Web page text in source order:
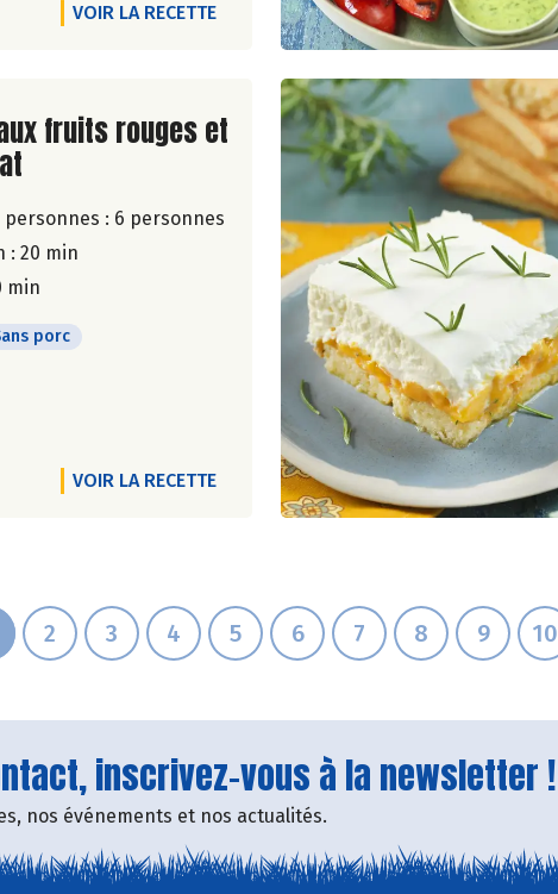
VOIR LA RECETTE
de la recette
fruits rouges et
: 6 personnes
: 20 min
min
porc
VOIR LA RECETTE
2 3 4 5 6 7 8 9 10
inscrivez-vous à la newsletter !
nos événements et nos actualités.